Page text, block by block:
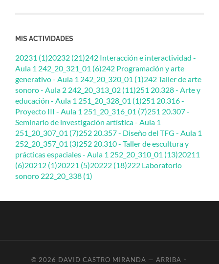
MIS ACTIVIDADES
20231 (1)20232 (21)242 Interacción e interactividad -
Aula 1 242_20_321_01 (6)242 Programación y arte
generativo - Aula 1 242_20_320_01 (1)242 Taller de arte
sonoro - Aula 2 242_20_313_02 (11)251 20.328 - Arte y
educación - Aula 1 251_20_328_01 (1)251 20.316 -
Proyecto III - Aula 1 251_20_316_01 (7)251 20.307 -
Seminario de investigación artística - Aula 1
251_20_307_01 (7)252 20.357 - Diseño del TFG - Aula 1
252_20_357_01 (3)252 20.310 - Taller de escultura y
prácticas espaciales - Aula 1 252_20_310_01 (13)20211
(6)20212 (1)20221 (5)20222 (18)222 Laboratorio
sonoro 222_20_338 (1)
© 2026 DAVID CASTRO MIRANDA —ARRIBA ↑